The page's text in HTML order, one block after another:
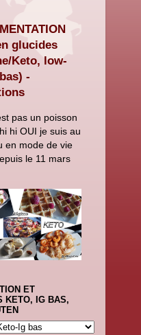
glucides
Keto, low-
-
pas un poisson
hi OUI je suis au
en mode de vie
le 11 mars
ET
KETO, IG BAS,